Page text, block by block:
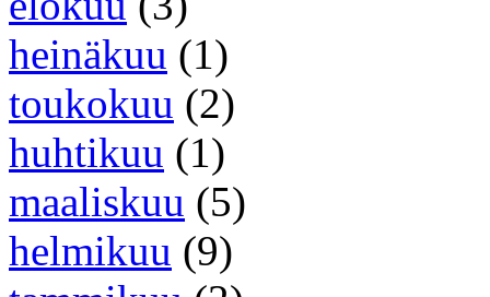
heinäkuu (1)
toukokuu (2)
huhtikuu (1)
maaliskuu (5)
helmikuu (9)